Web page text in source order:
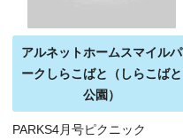
アルネットホームスマイルパ
ークしらこばと（しらこばと
公園）
PARKS4月号ピクニック